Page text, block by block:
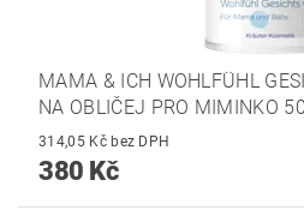
MAMA & ICH WOHLFÜHL
NA OBLIČEJ PRO MIMINKO
314,05 Kč bez DPH
380 Kč